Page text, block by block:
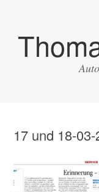
17 und 18-